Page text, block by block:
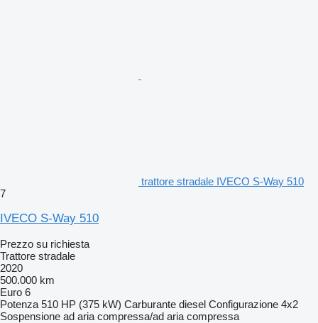
trattore stradale IVECO S-Way 510
7
IVECO S-Way 510
Prezzo su richiesta
Trattore stradale
2020
500.000 km
Euro 6
Potenza 510 HP (375 kW) Carburante diesel Configurazione 4x2
Sospensione ad aria compressa/ad aria compressa